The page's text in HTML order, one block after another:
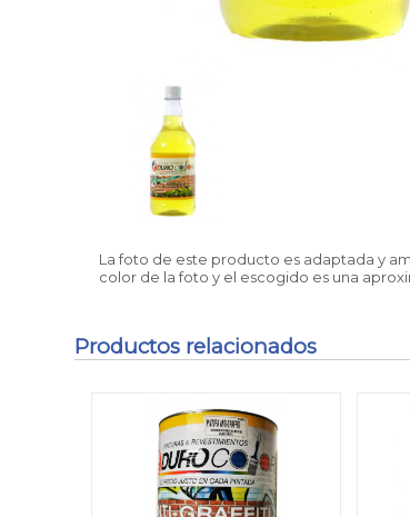
La foto de este producto es adaptada y
color de la foto y el escogido es una
Productos relacionados